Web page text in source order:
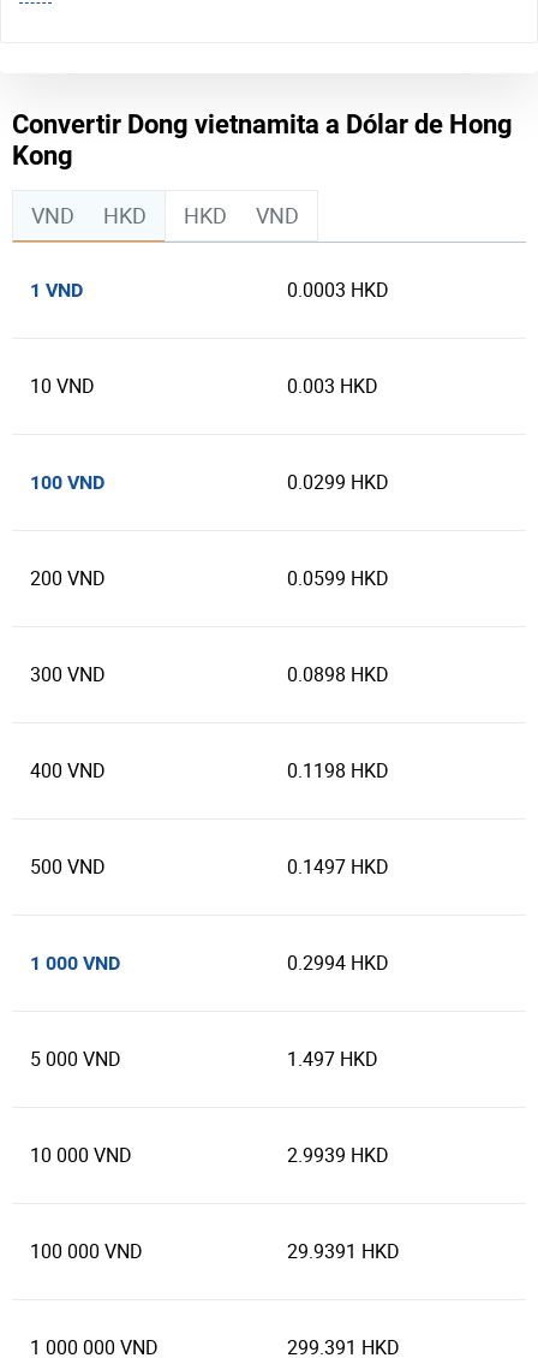
Convertir Dong vietnamita a Dólar de Hong
Kong
VND HKD HKD VND
1 VND 0.0003 HKD
10 VND 0.003 HKD
100 VND 0.0299 HKD
200 VND 0.0599 HKD
300 VND 0.0898 HKD
400 VND 0.1198 HKD
500 VND 0.1497 HKD
1 000 VND 0.2994 HKD
5 000 VND 1.497 HKD
10 000 VND 2.9939 HKD
100 000 VND 29.9391 HKD
1 000 000 VND 299.391 HKD